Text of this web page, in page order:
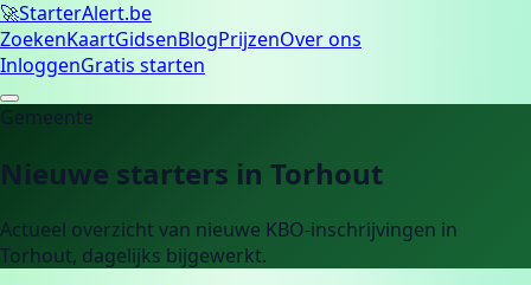
🚀StarterAlert.be
ZoekenKaartGidsenBlogPrijzenOver ons
InloggenGratis starten
Gemeente
Nieuwe starters in Torhout
Actueel overzicht van nieuwe KBO-inschrijvingen in
Torhout, dagelijks bijgewerkt.